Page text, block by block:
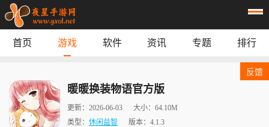
专题 榜单
首页 游戏 软件 资讯 专题 排行
暖暖换装物语官方版
更新： 2026-06-03 大小： 64.10M
类型： 休闲益智 版本： 4.1.3
反馈